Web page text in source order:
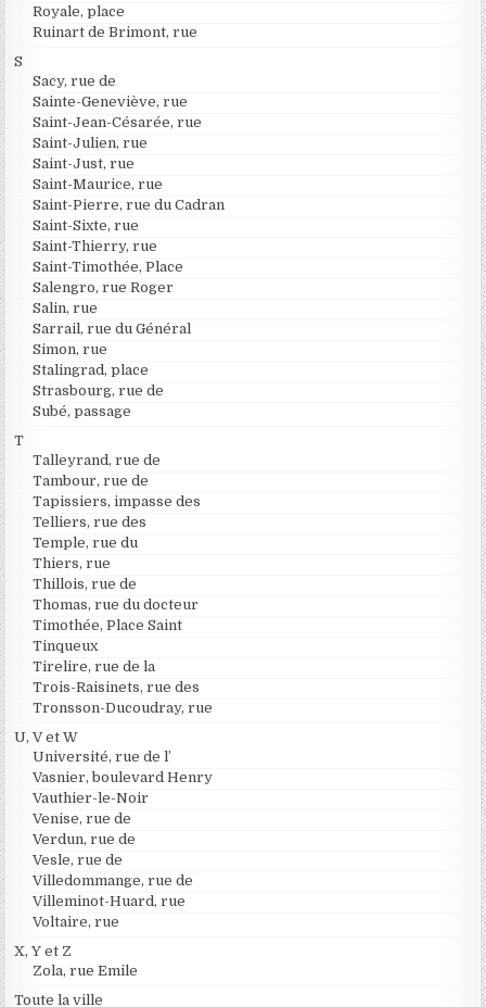
Royale, place
Ruinart de Brimont, rue
S
Sacy, rue de
Sainte-Geneviève, rue
Saint-Jean-Césarée, rue
Saint-Julien, rue
Saint-Just, rue
Saint-Maurice, rue
Saint-Pierre, rue du Cadran
Saint-Sixte, rue
Saint-Thierry, rue
Saint-Timothée, Place
Salengro, rue Roger
Salin, rue
Sarrail, rue du Général
Simon, rue
Stalingrad, place
Strasbourg, rue de
Subé, passage
T
Talleyrand, rue de
Tambour, rue de
Tapissiers, impasse des
Telliers, rue des
Temple, rue du
Thiers, rue
Thillois, rue de
Thomas, rue du docteur
Timothée, Place Saint
Tinqueux
Tirelire, rue de la
Trois-Raisinets, rue des
Tronsson-Ducoudray, rue
U, V et W
Université, rue de l’
Vasnier, boulevard Henry
Vauthier-le-Noir
Venise, rue de
Verdun, rue de
Vesle, rue de
Villedommange, rue de
Villeminot-Huard, rue
Voltaire, rue
X, Y et Z
Zola, rue Emile
Toute la ville